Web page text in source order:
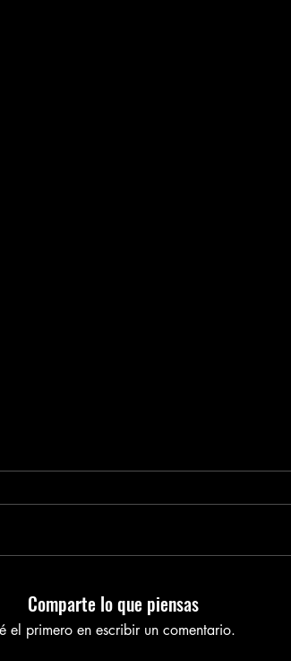
Comparte lo que piensas
el primero en escribir un comentario.